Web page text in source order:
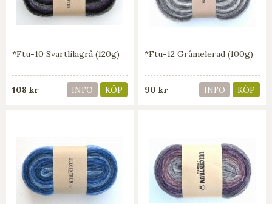
*Ftu-10 Svartlilagrå (120g)
108 kr INFO KÖP
*Ftu-12 Gråmelerad (100g)
90 kr INFO KÖP